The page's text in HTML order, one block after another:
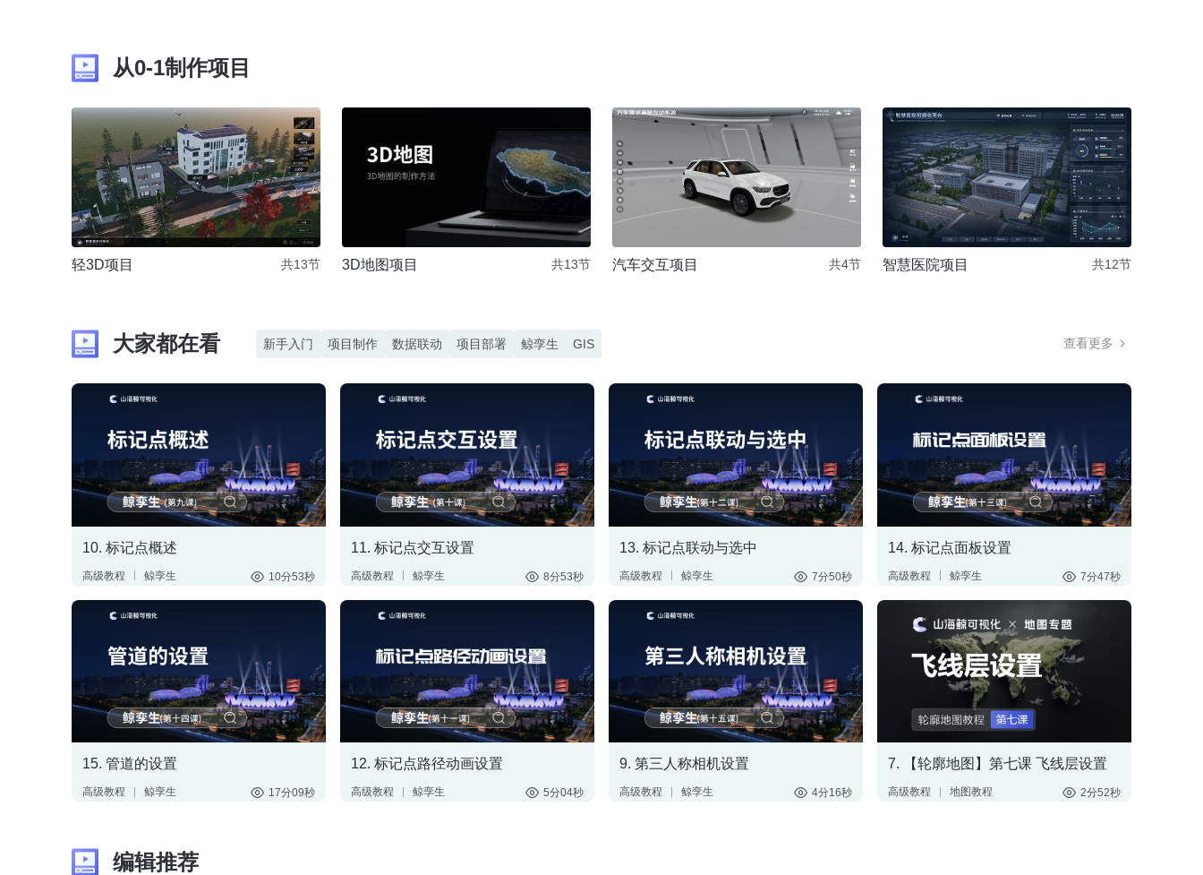
从0-1制作项目
轻3D项目 共13节 3D地图项目 共13节 汽车交互项目 共4节 智慧医院项目 共12节
大家都在看 新手入门 项目制作 数据联动 项目部署 鲸孪生 GIS 查看更多
10. 标记点概述
高级教程
鲸孪生
10分53秒
11. 标记点交互设置
高级教程
鲸孪生
交互设置
8分53秒
13. 标记点联动与选中
高级教程
鲸孪生
数据联动
7分50秒
14. 标记点面板设置
高级教程
鲸孪生
7分47秒
15. 管道的设置
高级教程
鲸孪生
17分09秒
12. 标记点路径动画设置
高级教程
鲸孪生
5分04秒
9. 第三人称相机设置
高级教程
鲸孪生
4分16秒
7. 【轮廓地图】第七课 飞线层设置
高级教程
地图教程
2分52秒
编辑推荐